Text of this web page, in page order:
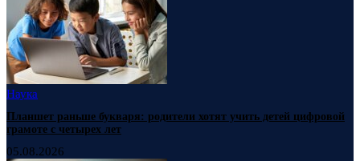
Наука
Планшет раньше букваря: родители хотят учить детей цифровой
грамоте с четырех лет
05.08.2026